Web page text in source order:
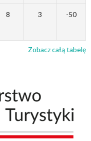
8 3 -50
Zobacz całą tabelę